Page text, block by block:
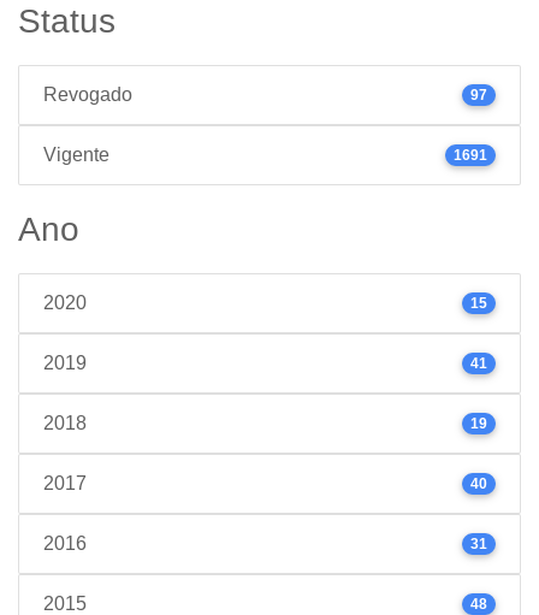
Status
Revogado 97
Vigente 1691
Ano
2020 15
2019 41
2018 19
2017 40
2016 31
2015 48